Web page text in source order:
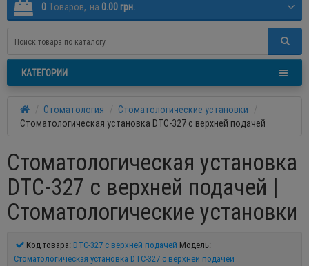
0 Tоваров, на 0.00 грн.
КАТЕГОРИИ
Стоматология
Стоматологические установки
Стоматологическая установка DTC-327 с верхней подачей
Стоматологическая установка
DTC-327 с верхней подачей |
Стоматологические установки
Код товара: DTC-327 с верхней подачей Модель:
Стоматологическая установка DTC-327 с верхней подачей